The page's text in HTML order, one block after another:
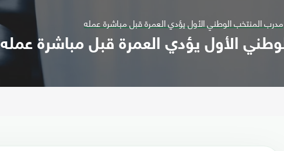
مدرب المنتخب الوطني الأول يؤدي العمرة قبل مباشرة عمله
الأول يؤدي العمرة قبل مباشرة عمله